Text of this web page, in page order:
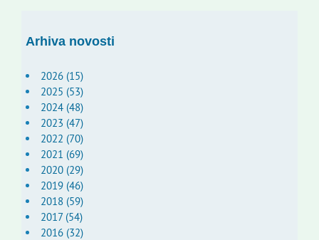
Arhiva novosti
2026 (15)
2025 (53)
2024 (48)
2023 (47)
2022 (70)
2021 (69)
2020 (29)
2019 (46)
2018 (59)
2017 (54)
2016 (32)